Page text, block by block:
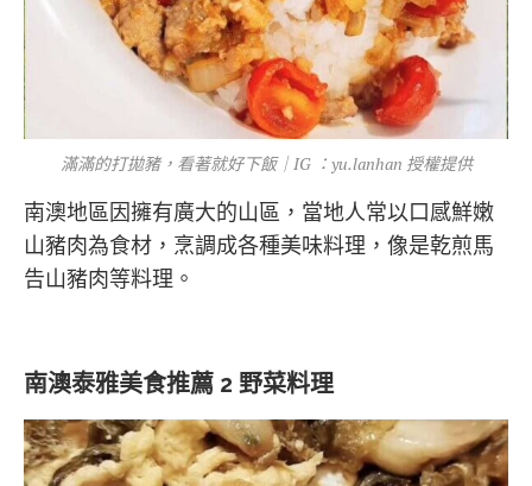
滿滿的打拋豬，看著就好下飯｜IG ：yu.lanhan 授權提供
南澳地區因擁有廣大的山區，當地人常以口感鮮嫩
山豬肉為食材，烹調成各種美味料理，像是乾煎馬
告山豬肉等料理。
南澳泰雅美食推薦 2 野菜料理